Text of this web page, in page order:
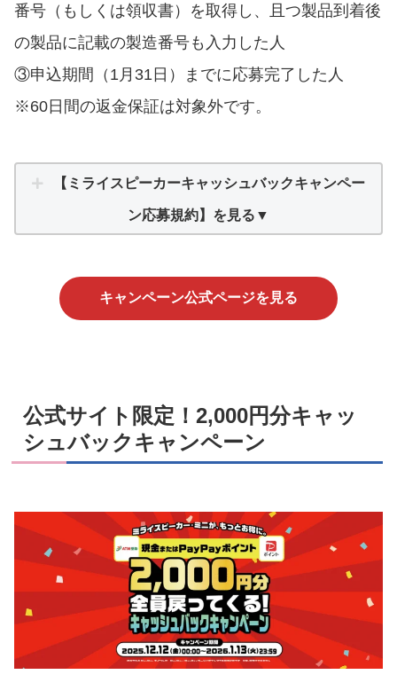
番号（もしくは領収書）を取得し、且つ製品到着後
の製品に記載の製造番号も入力した人
③申込期間（1月31日）までに応募完了した人
※60日間の返金保証は対象外です。
【ミライスピーカーキャッシュバックキャンペー
ン応募規約】を見る▼
キャンペーン公式ページを見る
公式サイト限定！2,000円分キャッ
シュバックキャンペーン